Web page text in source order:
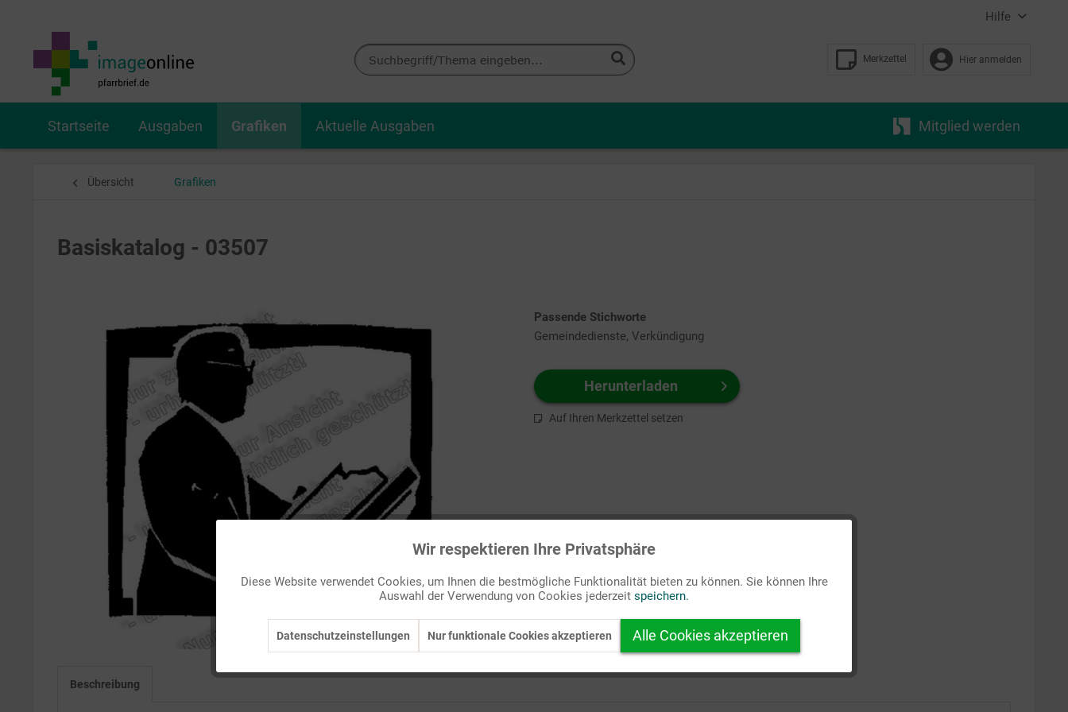
Hilfe
Merkzettel Hier anmelden
Startseite Ausgaben Grafiken Aktuelle Ausgaben Mitglied werden
Übersicht Grafiken
Basiskatalog - 03507
Passende Stichworte
Gemeindedienste, Verkündigung
Herunterladen
Auf Ihren Merkzettel setzen
Beschreibung
Inaktiv
Wir respektieren Ihre Privatsphäre
Diese Website verwendet Cookies, um Ihnen die bestmögliche Funktionalität bieten zu können. Sie können Ihre
Auswahl der Verwendung von Cookies jederzeit speichern.
Datenschutzeinstellungen Nur funktionale Cookies akzeptieren Alle Cookies akzeptieren